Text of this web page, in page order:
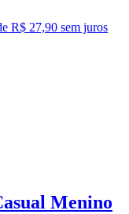
R$ 27,90 sem juros
Menino